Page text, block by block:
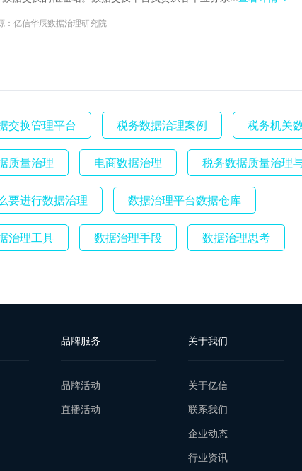
： 亿信华辰数据治理研究院
交换管理平台 税务数据治理案例 税务机关
质量治理 电商数据治理 税务数据质量治理
要进行数据治理 数据治理平台数据仓库
治理工具 数据治理手段 数据治理思考
品牌服务
品牌活动
直播活动
关于我们
关于亿信
联系我们
企业动态
行业资讯